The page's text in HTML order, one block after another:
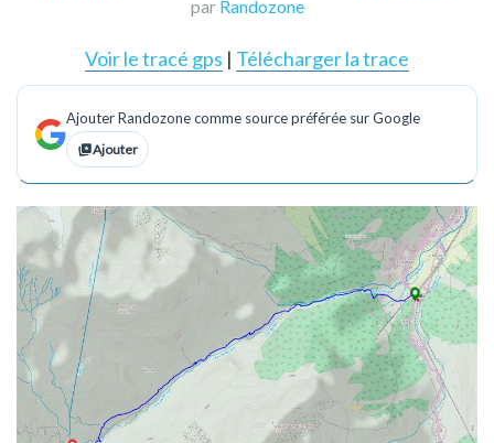
par Randozone
Voir le tracé gps | Télécharger la trace
Ajouter Randozone comme source préférée sur Google
Ajouter